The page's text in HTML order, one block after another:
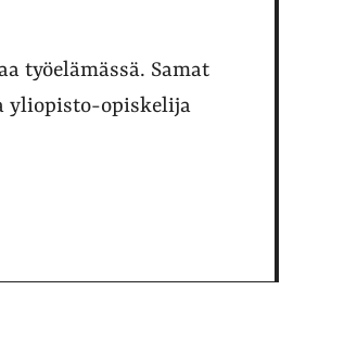
työelämässä. Samat
yliopisto-opiskelija